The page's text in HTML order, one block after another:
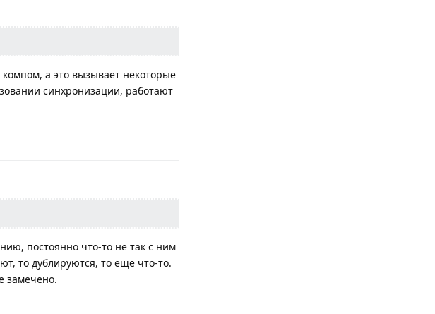
а это вызывает некоторые
синхронизации, работают
постоянно что-то не так с ним
то дублируются, то еще что-то.
замечено.